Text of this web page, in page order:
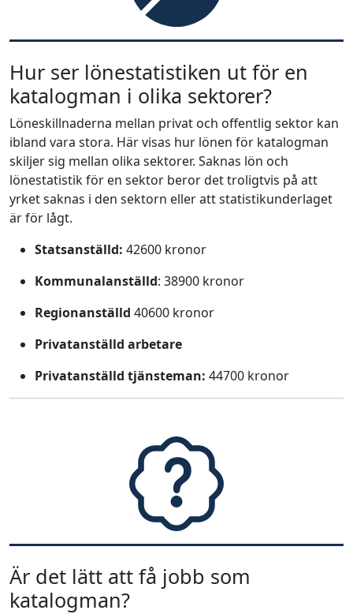
Hur ser lönestatistiken ut för en
katalogman i olika sektorer?
Löneskillnaderna mellan privat och offentlig sektor kan
ibland vara stora. Här visas hur lönen för katalogman
skiljer sig mellan olika sektorer. Saknas lön och
lönestatistik för en sektor beror det troligtvis på att
yrket saknas i den sektorn eller att statistikunderlaget
är för lågt.
Statsanställd: 42600 kronor
Kommunalanställd: 38900 kronor
Regionanställd 40600 kronor
Privatanställd arbetare
Privatanställd tjänsteman: 44700 kronor
Är det lätt att få jobb som
katalogman?